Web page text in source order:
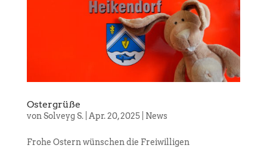
Ostergrüße
von Solveyg S.| Apr. 20, 2025| News
Frohe Ostern wünschen die Freiwilligen